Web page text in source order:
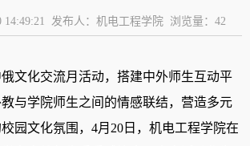
14:49:21 发布人：机电工程学院 浏览量： 42
文化交流月活动，搭建中外师生互动平
与学院师生之间的情感联结，营造多元
园文化氛围， 4月 20 日，机电工程学院在